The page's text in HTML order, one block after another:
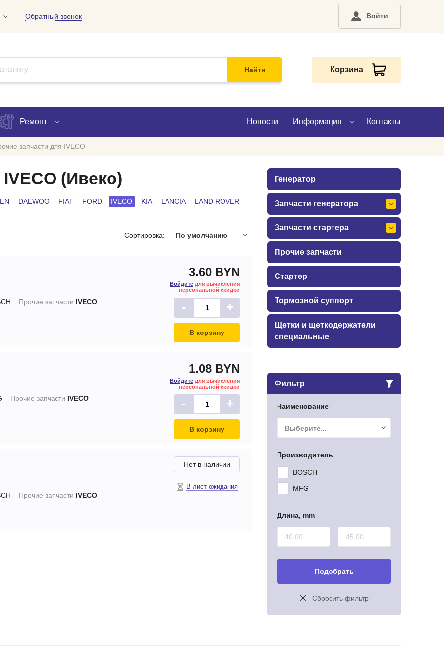
Обратный звонок Войти
Найти Корзина
Ремонт
Проверка ремонта
Новости Информация
Доставка
Оплата
Контакты
запчасти для IVECO
(Ивеко)
DAEWOO FIAT FORD IVECO KIA LANCIA
LAND ROVER
Сортировка: По умолчанию
Прочие запчасти IVECO
3.60 BYN
Войдите для вычисления
персональной скидки
- +
В корзину
Прочие запчасти IVECO
1.08 BYN
Войдите для вычисления
персональной скидки
- +
В корзину
Прочие запчасти IVECO
Нет в наличии
В лист ожидания
Генератор
Запчасти генератора
Запчасти стартера
Прочие запчасти
Стартер
Тормозной суппорт
Щетки и щеткодержатели
специальные
Фильтр
Наименование
Выберите...
Производитель
BOSCH
MFG
Длина, mm
Подобрать
Сбросить фильтр